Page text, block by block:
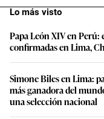
Lo más visto
Papa León XIV en Perú:
confirmadas en Lima,
Simone Biles en Lima:
más ganadora del
una selección nacional